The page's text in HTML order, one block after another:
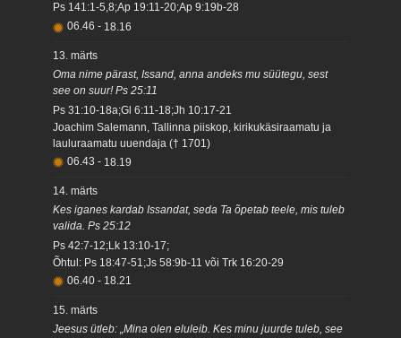
Ps 141:1-5,8;Ap 19:11-20;Ap 9:19b-28
06.46 - 18.16
13. märts
Oma nime pärast, Issand, anna andeks mu süütegu, sest
see on suur! Ps 25:11
Ps 31:10-18a;Gl 6:11-18;Jh 10:17-21
Joachim Salemann, Tallinna piiskop, kirikukäsiraamatu ja
lauluraamatu uuendaja († 1701)
06.43 - 18.19
14. märts
Kes iganes kardab Issandat, seda Ta õpetab teele, mis tuleb
valida. Ps 25:12
Ps 42:7-12;Lk 13:10-17;
Õhtul: Ps 18:47-51;Js 58:9b-11 või Trk 16:20-29
06.40 - 18.21
15. märts
Jeesus ütleb: „Mina olen eluleib. Kes minu juurde tuleb, see